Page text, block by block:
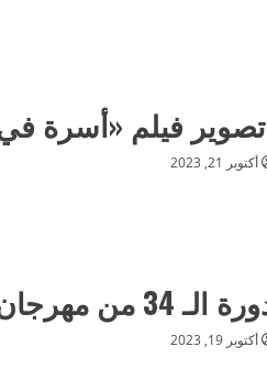
فيلم «أسرة
أكتوبر 21, 2023
السينمائي تضامنا مع فلسطين
أكتوبر 19, 2023